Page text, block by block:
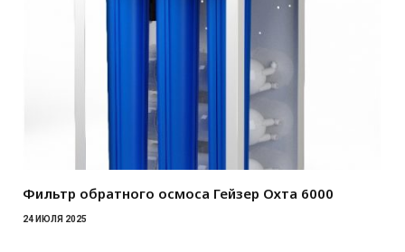
Фильтр обратного осмоса Гейзер Охта 6000
24 ИЮЛЯ 2025